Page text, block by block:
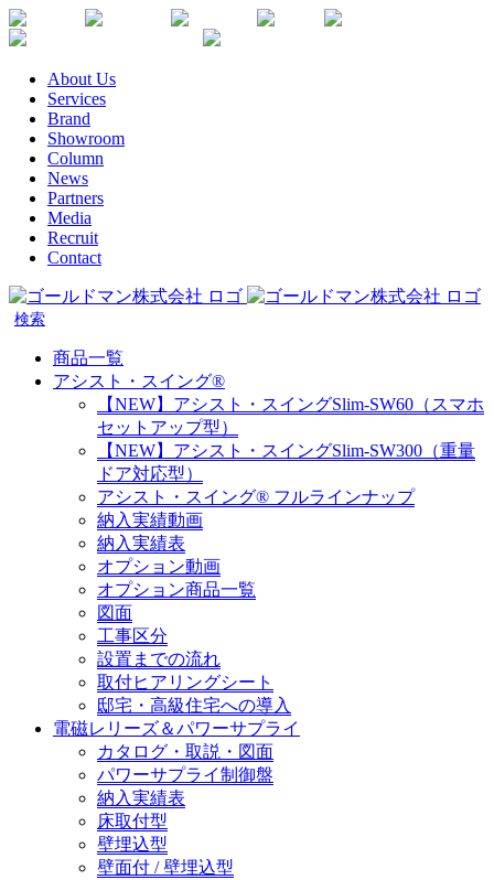
Skip
to
Youtube Instagram Facebook Twitter SDGs
楽
About Us
Services
Brand
Showroom
Column
News
Partners
Media
Recruit
Contact
商品一覧
アシスト・スイング®
【NEW】アシスト・スイングSlim-SW60（スマホ
セットアップ型）
【NEW】アシスト・スイングSlim-SW300（重量
ドア対応型）
アシスト・スイング® フルラインナップ
納入実績動画
納入実績表
オプション動画
オプション商品一覧
図面
工事区分
設置までの流れ
取付ヒアリングシート
邸宅・高級住宅への導入
電磁レリーズ＆パワーサプライ
カタログ・取説・図面
パワーサプライ制御盤
納入実績表
床取付型
壁埋込型
壁面付 / 壁埋込型